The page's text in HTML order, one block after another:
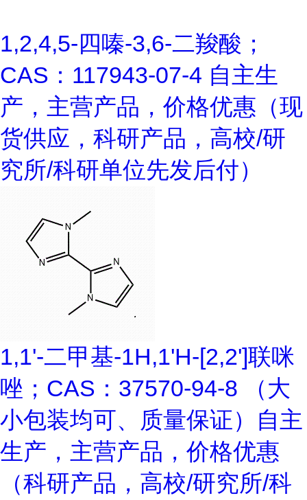
1,2,4,5-四嗪-3,6-二羧酸；
CAS：117943-07-4 自主生
产，主营产品，价格优惠（现
货供应，科研产品，高校/研
究所/科研单位先发后付）
1,1'-二甲基-1H,1'H-[2,2']联咪
唑；CAS：37570-94-8 （大
小包装均可、质量保证）自主
生产，主营产品，价格优惠
（科研产品，高校/研究所/科